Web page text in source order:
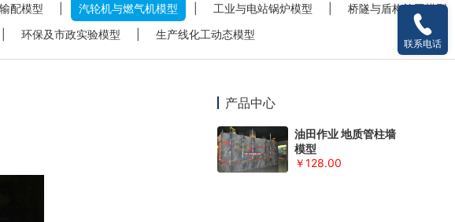
配模型 汽轮机与燃气机模型 工业与电站锅炉模型
桥隧与盾构施工模型
环保及市政实验模型 生产线化工动态模型
产品中心
油田作业 地质管柱墙
模型
￥128.00
联系电话